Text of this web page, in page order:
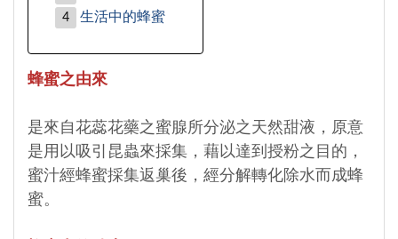
生活中的蜂蜜
蜂蜜之由來
是來自花蕊花藥之蜜腺所分泌之天然甜液，原意
是用以吸引昆蟲來採集，藉以達到授粉之目的，
蜜汁經蜂蜜採集返巢後，經分解轉化除水而成蜂
蜜。